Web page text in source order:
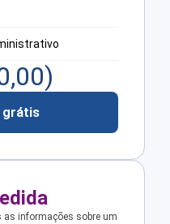
)
grátis
as informações sobre um